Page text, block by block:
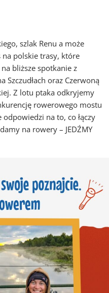
szlak Renu a może
na polskie trasy, które
bliższe spotkanie z
Szczudłach oraz Czerwoną
Z lotu ptaka odkryjemy
rowerowego mostu
na to, co łączy
na rowery – JEDŹMY